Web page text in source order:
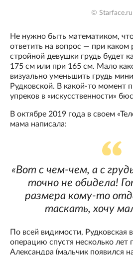
© Starface.ru
Не нужно быть математиком,
ответить на вопрос — при каком
стройной девушки грудь будет
175 см или при 165 см. Мало
визуально уменьшить грудь
Рудковской. В какой-то момент
упреков в «искусственности»
В октябре 2019 года в своем
мама написала:
«Вот с чем-чем, а с
точно не обидела!
размера кому-то
таскать, хочу
По всей видимости, Рудковская
операцию спустя несколько
Александра (мальчик появился